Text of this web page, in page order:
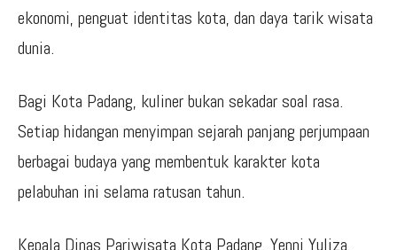
ekonomi, penguat identitas kota, dan daya tarik wisata
dunia.
Bagi Kota Padang, kuliner bukan sekadar soal rasa.
Setiap hidangan menyimpan sejarah panjang perjumpaan
berbagai budaya yang membentuk karakter kota
pelabuhan ini selama ratusan tahun.
Kepala Dinas Pariwisata Kota Padang, Yenni Yuliza,